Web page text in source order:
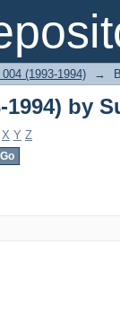
1994) by
(1993-1994) →
1994) by
X Y Z